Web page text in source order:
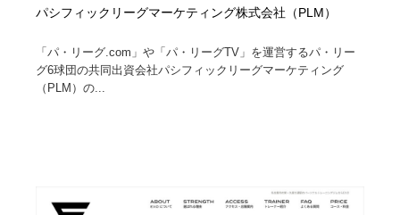
パシフィックリーグマーケティング株式会社（PLM）
「パ・リーグ.com」や「パ・リーグTV」を運営するパ・リー
グ6球団の共同出資会社パシフィックリーグマーケティング
（PLM）の...